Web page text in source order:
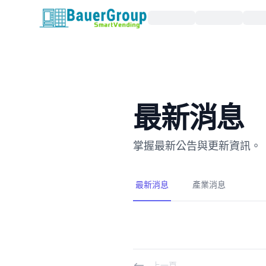
包爾科技
最新消息
掌握最新公告與更新資訊。
最新消息 產業消息